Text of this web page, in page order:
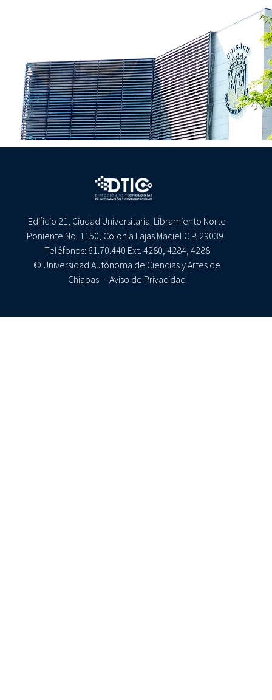
Edificio 21, Ciudad Universitaria. Libramiento Norte
Poniente No. 1150, Colonia Lajas Maciel C.P. 29039 |
Teléfonos: 61.70.440 Ext. 4280, 4284, 4288
© Universidad Autónoma de Ciencias y Artes de
Chiapas - Aviso de Privacidad